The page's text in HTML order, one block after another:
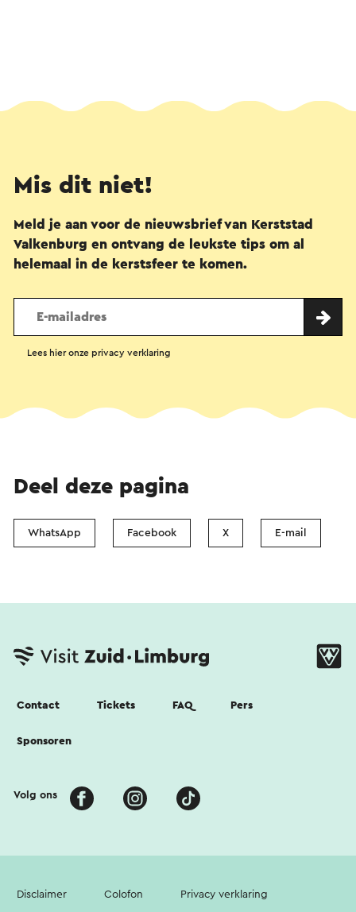
Mis dit niet!
Meld je aan voor de nieuwsbrief van Kerststad
Valkenburg en ontvang de leukste tips om al
helemaal in de kerstsfeer te komen.
Lees hier onze privacy verklaring
Deel deze pagina
WhatsApp Facebook X E-mail
Contact Tickets FAQ Pers
Sponsoren
Volg ons
Disclaimer Colofon Privacy verklaring